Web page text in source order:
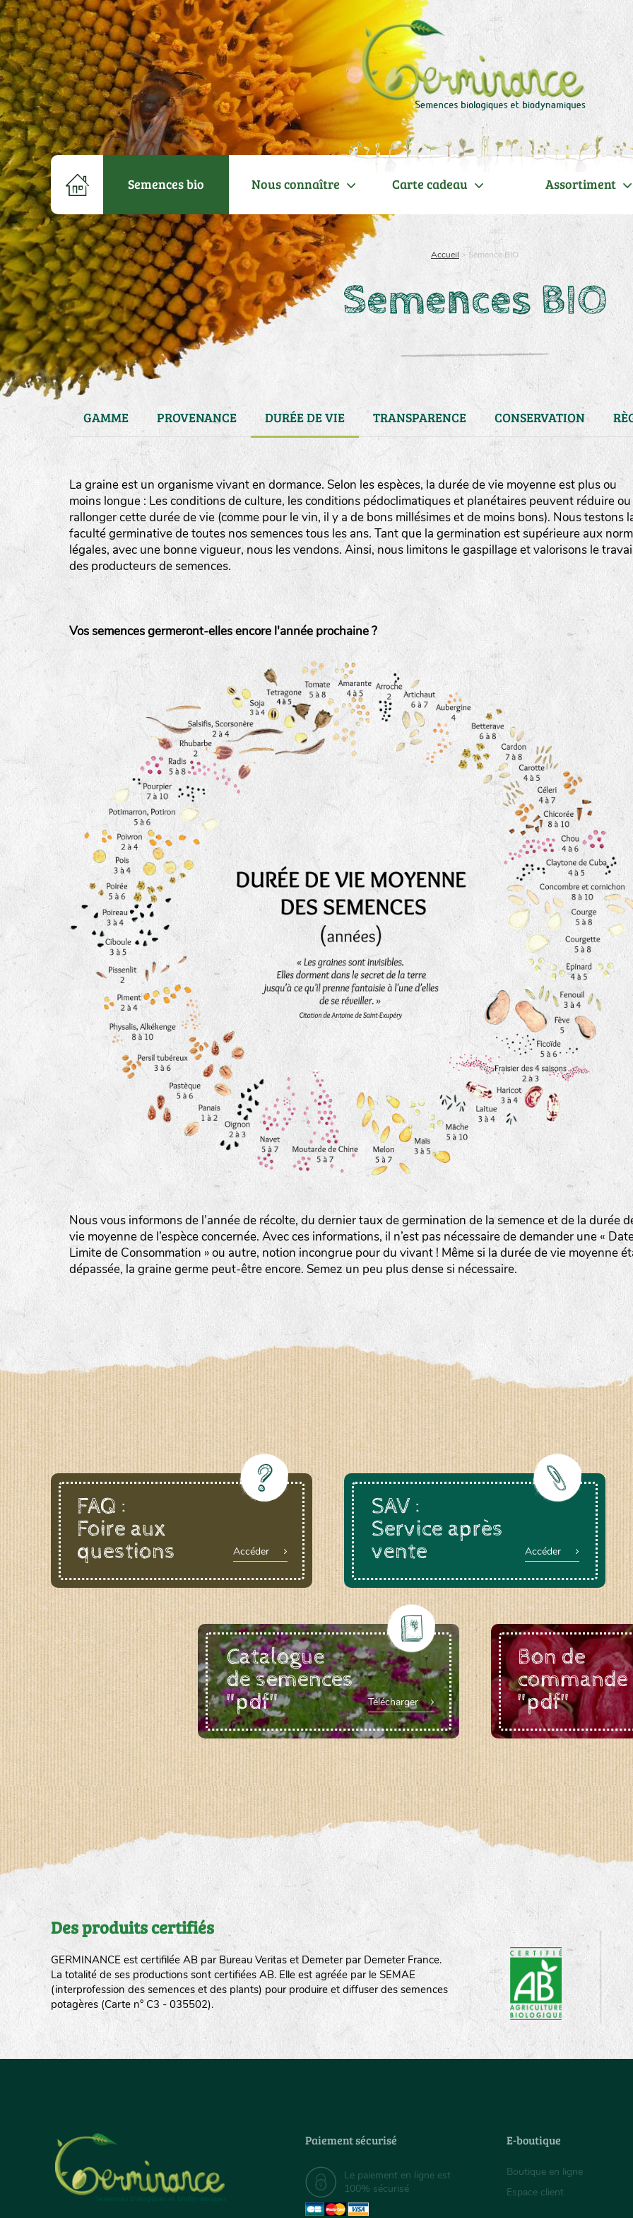
Semences bio Nous connaître Carte cadeau Assortiment
Accueil > Semence BIO
Semences BIO
GAMME PROVENANCE DURÉE DE VIE TRANSPARENCE CONSERVATION
BINGENHEIMER SAATGUT (BGH)
www.bingenheimersaatgut.de
DE BOLSTER (DBO)
www.bolster.nl
GRAINE DEL PAÏS (GDP)
www.grainesdelpais.com
JARDIN EN’VIE (JEV)
LA BOITE A GRAINES (LBAG)
www.laboiteagraines.com
L’AUBEPIN (PDO)
www.aubepin.fr
LE BIAU GERME (LBG)
www.biaugerme.com
SATIVA RHEINAU (SAD)
www.sativa-rheinau.ch
SEMAILLES (SEM)
www.semaille.com
La graine est un organisme vivant en dormance. Selon les espèces, la durée de vie moyenne est plus ou
moins longue : Les conditions de culture, les conditions pédoclimatiques et planétaires peuvent réduire ou
rallonger cette durée de vie (comme pour le vin, il y a de bons millésimes et de moins bons). Nous testons
faculté germinative de toutes nos semences tous les ans. Tant que la germination est supérieure aux
légales, avec une bonne vigueur, nous les vendons. Ainsi, nous limitons le gaspillage et valorisons le
des producteurs de semences.
Vos semences germeront-elles encore l'année prochaine ?
Nous vous informons de l’année de récolte, du dernier taux de germination de la semence et de la durée
vie moyenne de l’espèce concernée. Avec ces informations, il n’est pas nécessaire de demander une «
Limite de Consommation » ou autre, notion incongrue pour du vivant ! Même si la durée de vie moyenne
dépassée, la graine germe peut-être encore. Semez un peu plus dense si nécessaire.
LA RÉFÉRENCE :
20BPA1A (en haut à
F : Fleurs.
Les autres catégories étant :
E: Engrais vert
L: Légumes
A
: Aromatiques
BEL : Code de la variété(Ici Belle de nuit)
20 : Année de récolte (ici 2020)
BPA : Initiales du producteur ou du fournisseur de
semence.
1 : Numéro d’ordre du lot
A : Sans calibre.
G: Gros
: Moyen calibre
P : Petit calibre
haies
zone sauvage
mare
tas de compost
fleurs
animaux domestiques
animaux sauvages
biodiversité cultivée
Légumes feuilles
Légumes racines
Plantes aromatiques
FAQ :
Foire aux
questions
Accéder
SAV :
Service après
vente
Accéder
Catalogue
de semences
"pdf"
Télécharger
Bon de
commande
"pdf"
Des produits certifiés
GERMINANCE est certifilée AB par Bureau Veritas et Demeter par Demeter France.
La totalité de ses productions sont certifiées AB. Elle est agréée par le SEMAE
(interprofession des semences et des plants) pour produire et diffuser des semences
potagères (Carte n° C3 - 035502).
Paiement sécurisé
Le paiement en ligne est
100% sécurisé
E-boutique
Boutique en ligne
Espace client